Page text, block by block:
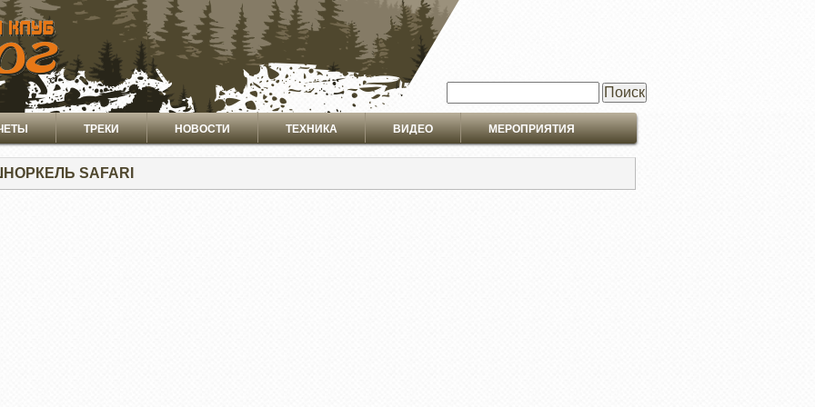
ТРЕКИ НОВОСТИ ТЕХНИКА ВИДЕО МЕРОПРИЯТИЯ
SAFARI